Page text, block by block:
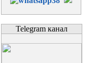
Telegram канал